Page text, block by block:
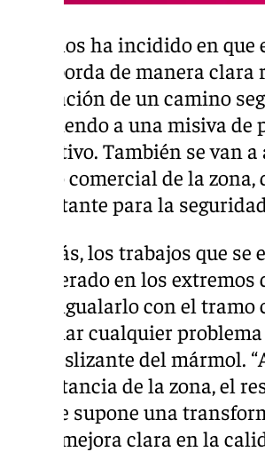
Bergillos ha incidido en que
que aborda de manera
la creación de un camino
atendiendo a una misiva
educativo. También se van
centro comercial de la
importante para la
Además, los trabajos que
del acerado en los
“para igualarlo con el tramo
eliminar cualquier
antideslizante del mármol.
importancia de la zona, el
porque supone una
y una mejora clara en la